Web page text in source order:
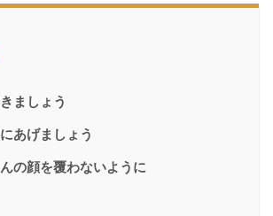
ましょう
あげましょう
の顔を覆わないように